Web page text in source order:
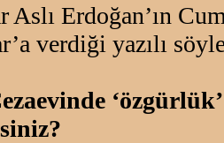
Aslı Erdoğan’ın
verdiği yazılı